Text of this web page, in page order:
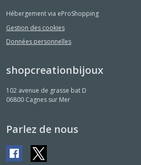
Hébergement via eProShopping
Gestion des cookies
Données personnelles
shopcreationbijoux
102 avenue de grasse bat D
06800 Cagnes sur Mer
Parlez de nous